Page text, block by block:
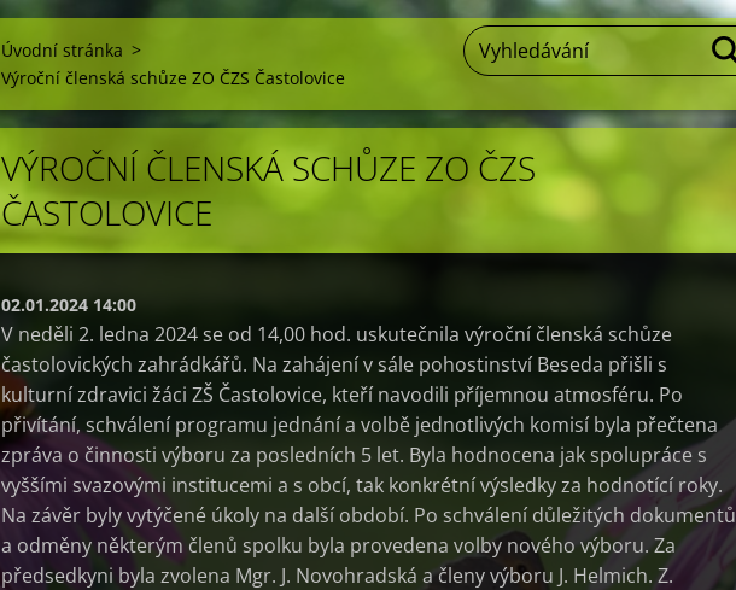
Úvodní stránka >
Výroční členská schůze ZO ČZS Častolovice
VÝROČNÍ ČLENSKÁ SCHŮZE ZO ČZS
ČASTOLOVICE
02.01.2024 14:00
V neděli 2. ledna 2024 se od 14,00 hod. uskutečnila výroční členská schůze
častolovických zahrádkářů. Na zahájení v sále pohostinství Beseda přišli s
kulturní zdravici žáci ZŠ Častolovice, kteří navodili příjemnou atmosféru. Po
přivítání, schválení programu jednání a volbě jednotlivých komisí byla přečtena
zpráva o činnosti výboru za posledních 5 let. Byla hodnocena jak spolupráce s
vyššími svazovými institucemi a s obcí, tak konkrétní výsledky za hodnotící roky.
Na závěr byly vytýčené úkoly na další období. Po schválení důležitých dokumentů
a odměny některým členů spolku byla provedena volby nového výboru. Za
předsedkyni byla zvolena Mgr. J. Novohradská a členy výboru J. Helmich. Z.